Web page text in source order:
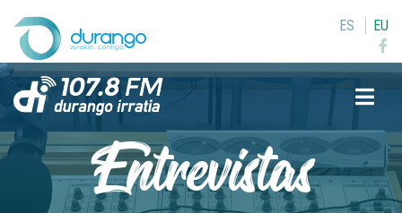
ES EU
Entrevistas